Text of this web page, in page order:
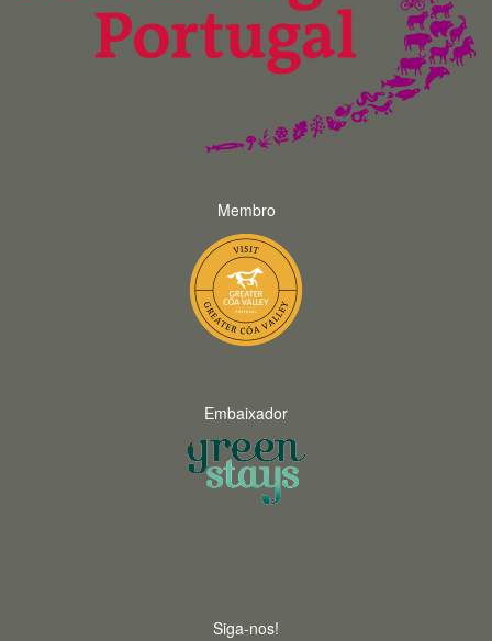
Membro
Embaixador
Siga-nos!